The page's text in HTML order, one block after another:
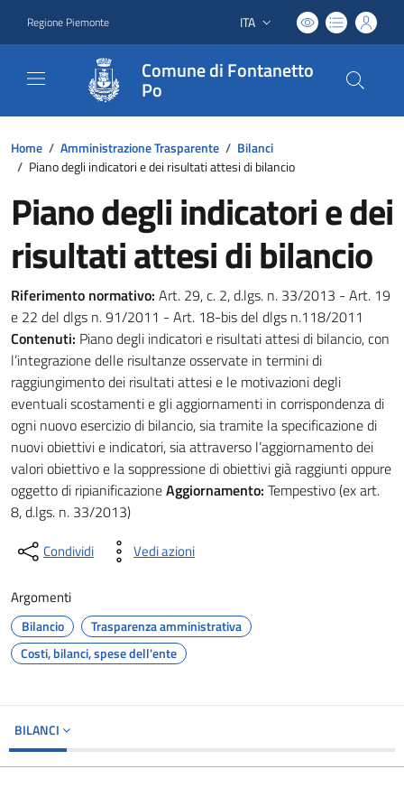
Regione Piemonte Lingua attiva:
ITA
Comune di Fontanetto
Po
Home / Amministrazione Trasparente / Bilanci
/ Piano degli indicatori e dei risultati attesi di bilancio
Piano degli indicatori e dei
risultati attesi di bilancio
Riferimento normativo: Art. 29, c. 2, d.lgs. n. 33/2013 - Art. 19
e 22 del dlgs n. 91/2011 - Art. 18-bis del dlgs n.118/2011
Contenuti: Piano degli indicatori e risultati attesi di bilancio, con
l’integrazione delle risultanze osservate in termini di
raggiungimento dei risultati attesi e le motivazioni degli
eventuali scostamenti e gli aggiornamenti in corrispondenza di
ogni nuovo esercizio di bilancio, sia tramite la specificazione di
nuovi obiettivi e indicatori, sia attraverso l’aggiornamento dei
valori obiettivo e la soppressione di obiettivi già raggiunti oppure
oggetto di ripianificazioneAggiornamento: Tempestivo (ex art.
8, d.lgs. n. 33/2013)
Condividi Vedi azioni
Argomenti
Bilancio
Trasparenza amministrativa
Costi, bilanci, spese dell'ente
BILANCI